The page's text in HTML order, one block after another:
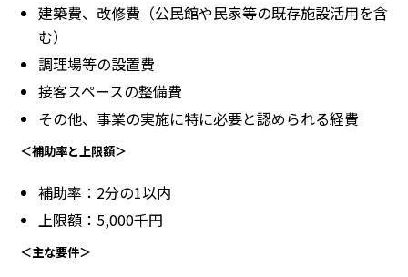
建築費、改修費（公民館や民家等の既存施設活用を含
む）
調理場等の設置費
接客スペースの整備費
その他、事業の実施に特に必要と認められる経費
＜補助率と上限額＞
補助率：2分の1以内
上限額：5,000千円
＜主な要件＞